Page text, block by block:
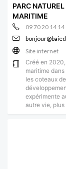
PARC
MARITIME
09 70 20 14 14
Site internet
Créé en
maritime
les coteaux
expérimente
autre vie, plus